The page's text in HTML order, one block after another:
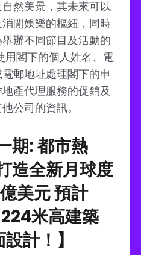
然美景，其未來可以
閒娛樂的樞紐，同時
辦不同節目及活動的
用閣下的個人姓名、電
郵地址處理閣下的申
產代理服務的促銷及
公司的資訊。
期: 都市熱
造全新月球度
美元 預計
米高建築
計！】